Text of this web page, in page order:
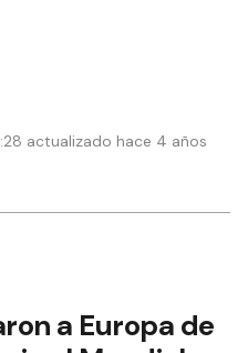
actualizado hace 4 años